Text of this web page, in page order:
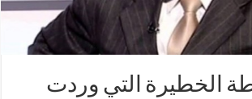
الخطيرة التي وردت